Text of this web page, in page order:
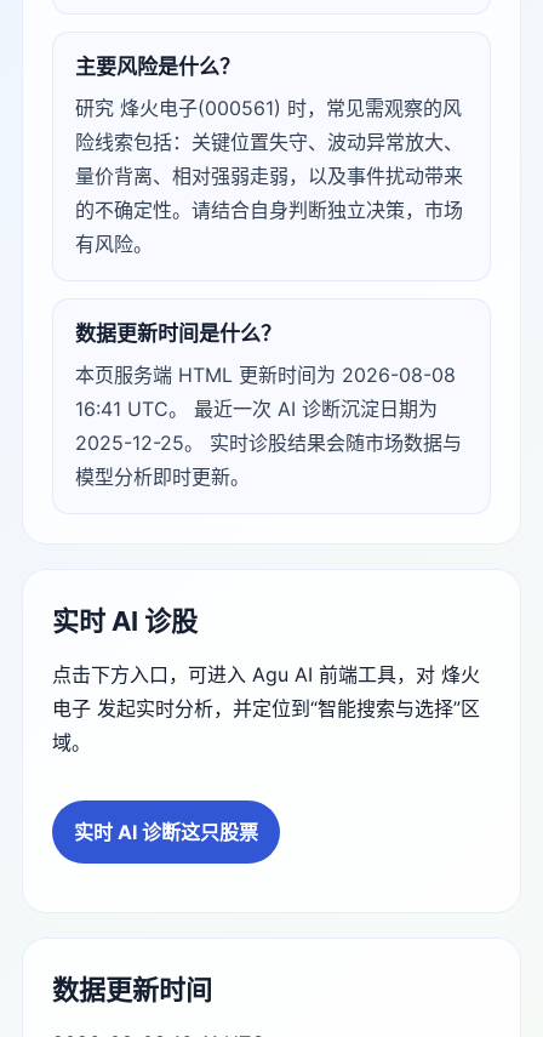
主要风险是什么？
研究 烽火电子(000561) 时，常见需观察的风
险线索包括：关键位置失守、波动异常放大、
量价背离、相对强弱走弱，以及事件扰动带来
的不确定性。请结合自身判断独立决策，市场
有风险。
数据更新时间是什么？
本页服务端 HTML 更新时间为 2026-08-08
16:41 UTC。 最近一次 AI 诊断沉淀日期为
2025-12-25。 实时诊股结果会随市场数据与
模型分析即时更新。
实时 AI 诊股
点击下方入口，可进入 Agu AI 前端工具，对 烽火
电子 发起实时分析，并定位到“智能搜索与选择”区
域。
实时 AI 诊断这只股票
数据更新时间